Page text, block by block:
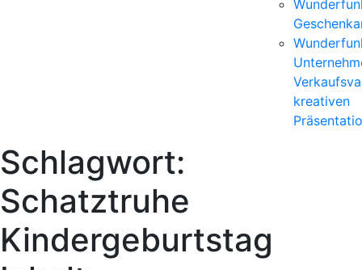
kreativen
Schlagwort:
Schatztruhe
Kindergeburtstag